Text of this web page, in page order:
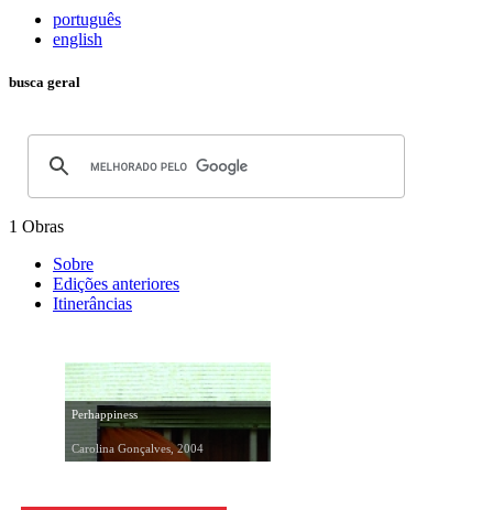
português
english
busca geral
1 Obras
Sobre
Edições anteriores
Itinerâncias
Perhappiness
Carolina Gonçalves, 2004